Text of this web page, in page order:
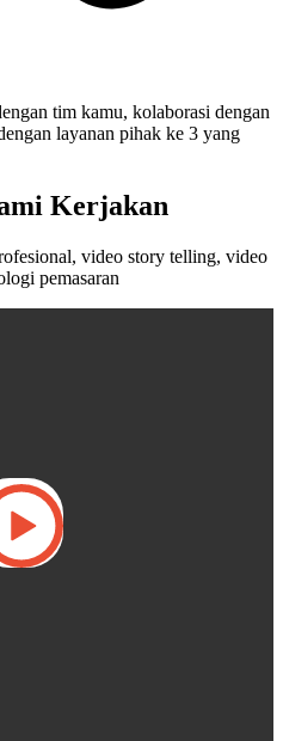
tim kamu, kolaborasi dengan
layanan pihak ke 3 yang
Kerjakan
video story telling, video
pemasaran